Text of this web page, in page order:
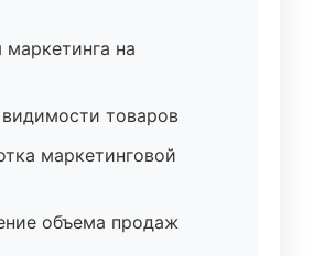
на
товаров
маркетинговой
объема продаж